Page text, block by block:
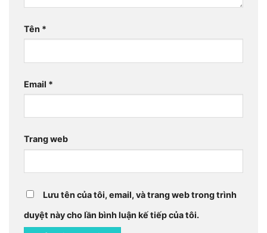
Tên *
Email *
Trang web
Lưu tên của tôi, email, và trang web trong trình
duyệt này cho lần bình luận kế tiếp của tôi.